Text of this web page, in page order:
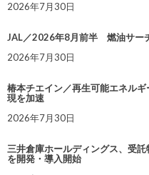
2026年7月30日
JAL／2026年8月前半 燃油サー
2026年7月30日
椿本チエイン／再生可能エネル
現を加速
2026年7月30日
三井倉庫ホールディングス、受託
を開発・導入開始